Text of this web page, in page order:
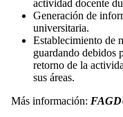
actividad docente
Generación de
universitaria.
Establecimiento de
guardando debidos
retorno de la
sus áreas.
Más información: